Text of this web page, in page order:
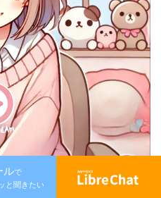
ルで
と聞きたい